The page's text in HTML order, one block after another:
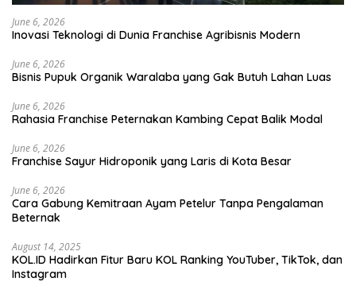
June 6, 2026
Inovasi Teknologi di Dunia Franchise Agribisnis Modern
June 6, 2026
Bisnis Pupuk Organik Waralaba yang Gak Butuh Lahan Luas
June 6, 2026
Rahasia Franchise Peternakan Kambing Cepat Balik Modal
June 6, 2026
Franchise Sayur Hidroponik yang Laris di Kota Besar
June 6, 2026
Cara Gabung Kemitraan Ayam Petelur Tanpa Pengalaman
Beternak
August 14, 2025
KOL.ID Hadirkan Fitur Baru KOL Ranking YouTuber, TikTok, dan
Instagram